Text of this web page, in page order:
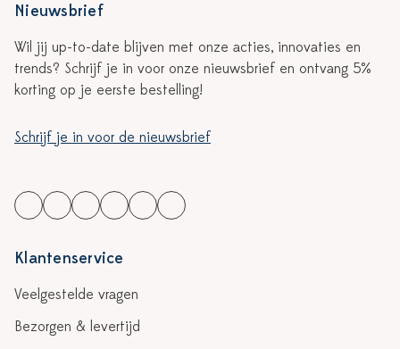
Nieuwsbrief
Wil jij up-to-date blijven met onze acties, innovaties en
trends? Schrijf je in voor onze nieuwsbrief en ontvang 5%
korting op je eerste bestelling!
Schrijf je in voor de nieuwsbrief
Klantenservice
Veelgestelde vragen
Bezorgen & levertijd